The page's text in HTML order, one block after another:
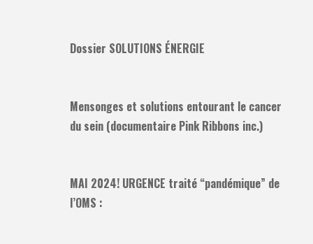
Dossier SOLUTIONS ÉNERGIE
Mensonges et solutions entourant le cancer
du sein (documentaire Pink Ribbons inc.)
MAI 2024! URGENCE traité “pandémique” de
l’OMS :